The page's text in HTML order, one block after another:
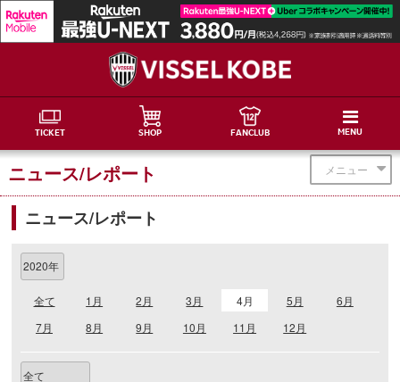
TICKET SHOP FANCLUB MENU
メニュー
ニュース/レポート
ニュース/レポート
全て 1月 2月 3月 4月 5月
6月
7月
8月 9月 10月 11月 12月